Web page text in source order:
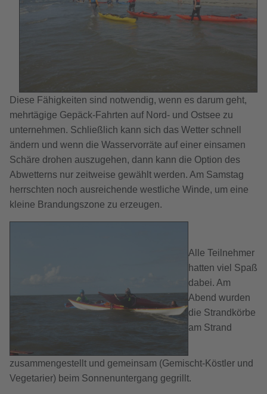
Diese Fähigkeiten sind notwendig, wenn es darum geht,
mehrtägige Gepäck-Fahrten auf Nord- und Ostsee zu
unternehmen. Schließlich kann sich das Wetter schnell
ändern und wenn die Wasservorräte auf einer einsamen
Schäre drohen auszugehen, dann kann die Option des
Abwetterns nur zeitweise gewählt werden. Am Samstag
herrschten noch ausreichende westliche Winde, um eine
kleine Brandungszone zu erzeugen.
Alle Teilnehmer
hatten viel Spaß
dabei. Am
Abend wurden
die Strandkörbe
am Strand
zusammengestellt und gemeinsam (Gemischt-Köstler und
Vegetarier) beim Sonnenuntergang gegrillt.